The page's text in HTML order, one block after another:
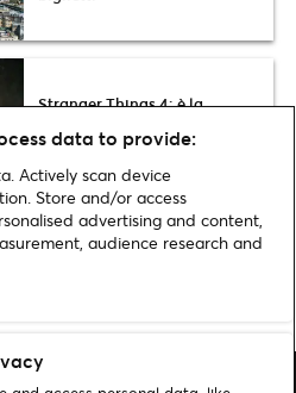
Stranger Things 4: è la
potente della serie
ottobre 2023 alla Fabbrica del Vapore
data to provide:
Actively scan device
Store and/or access
advertising and content,
audience research and